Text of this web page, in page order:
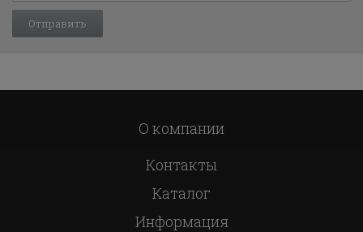
О компании
Контакты
Каталог
Информация